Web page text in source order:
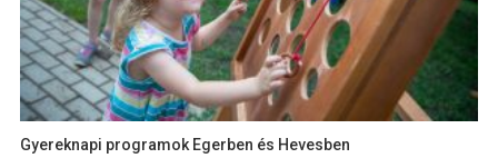
Gyereknapi programok Egerben és Hevesben